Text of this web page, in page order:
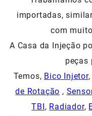
importadas,
com
A Casa da Injeção
peças
Temos, Bico Injetor,
de Rotação ,
TBI, Radiador,